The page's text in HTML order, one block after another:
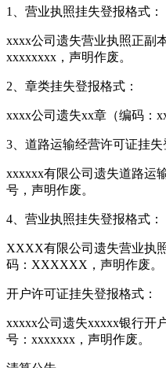
1、营业执照挂失登报格式：
xxxx公司遗失营业执照正副
xxxxxxxx，声明作废。
2、章类挂失登报格式：
xxxx公司遗失xx章（编码：
3、道路运输经营许可证挂失
xxxxxx有限公司遗失道路运
号，声明作废。
4、营业执照挂失登报格式：
XXXX有限公司遗失营业执
码：XXXXXX，声明作废。
开户许可证挂失登报格式：
xxxxx公司遗失xxxxx银行开
号：xxxxxxx，声明作废。